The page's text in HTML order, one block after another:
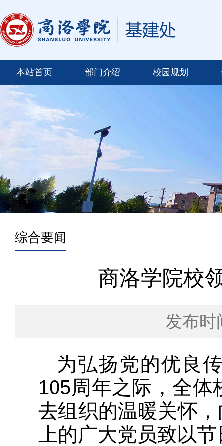
本站首页 部门介绍 校园规划
综合要闻
商洛学院校
发布时
为弘扬党的优良
105周年之际，全
去组织的温暖关怀
上的广大党员致以